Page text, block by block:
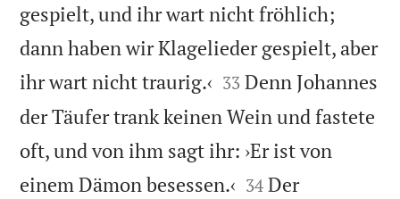
gespielt, und ihr wart nicht fröhlich;
dann haben wir Klagelieder gespielt, aber
ihr wart nicht traurig.‹ 

33 Denn Johannes
der Täufer trank keinen Wein und fastete
oft, und von ihm sagt ihr: ›Er ist von
einem Dämon besessen.‹ 

34 Der